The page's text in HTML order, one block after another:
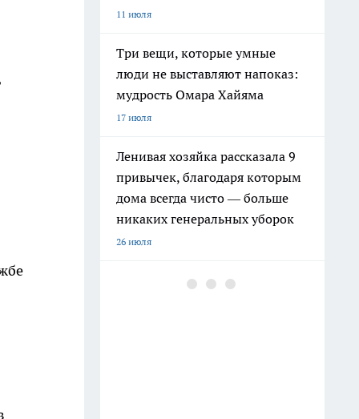
11 июля
Три вещи, которые умные
люди не выставляют напоказ:
мудрость Омара Хайяма
17 июля
Ленивая хозяйка рассказала 9
привычек, благодаря которым
дома всегда чисто — больше
никаких генеральных уборок
26 июля
Почему сил нет даже после